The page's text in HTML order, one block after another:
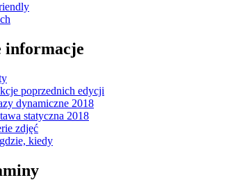
informacje
poprzednich edycji
dynamiczne 2018
statyczna 2018
zdjęć
kiedy